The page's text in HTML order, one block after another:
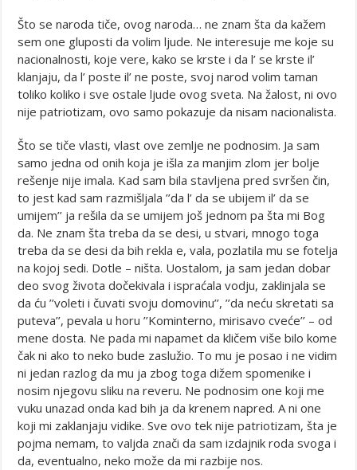
Što se naroda tiče, ovog naroda… ne znam šta da kažem
sem one gluposti da volim ljude. Ne interesuje me koje su
nacionalnosti, koje vere, kako se krste i da l’ se krste il’
klanjaju, da l’ poste il’ ne poste, svoj narod volim taman
toliko koliko i sve ostale ljude ovog sveta. Na žalost, ni ovo
nije patriotizam, ovo samo pokazuje da nisam nacionalista.
Što se tiče vlasti, vlast ove zemlje ne podnosim. Ja sam
samo jedna od onih koja je išla za manjim zlom jer bolje
rešenje nije imala. Kad sam bila stavljena pred svršen čin,
to jest kad sam razmišljala ’’da l’ da se ubijem il’ da se
umijem’’ ja rešila da se umijem još jednom pa šta mi Bog
da. Ne znam šta treba da se desi, u stvari, mnogo toga
treba da se desi da bih rekla e, vala, pozlatila mu se fotelja
na kojoj sedi. Dotle – ništa. Uostalom, ja sam jedan dobar
deo svog života dočekivala i ispraćala vodju, zaklinjala se
da ću ’’voleti i čuvati svoju domovinu’’, ’’da neću skretati sa
puteva’’, pevala u horu ’’Kominterno, mirisavo cveće’’ – od
mene dosta. Ne pada mi napamet da kličem više bilo kome
čak ni ako to neko bude zaslužio. To mu je posao i ne vidim
ni jedan razlog da mu ja zbog toga dižem spomenike i
nosim njegovu sliku na reveru. Ne podnosim one koji me
vuku unazad onda kad bih ja da krenem napred. A ni one
koji mi zaklanjaju vidike. Sve ovo tek nije patriotizam, šta je
pojma nemam, to valjda znači da sam izdajnik roda svoga i
da, eventualno, neko može da mi razbije nos.